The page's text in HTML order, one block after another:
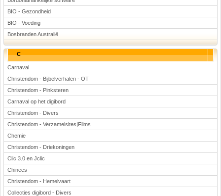
BIO - Gezondheid
BIO - Voeding
Bosbranden Australië
C
Carnaval
Christendom - Bijbelverhalen - OT
Christendom - Pinksteren
Carnaval op het digibord
Christendom - Divers
Christendom - Verzamelsites|Films
Chemie
Christendom - Driekoningen
Clic 3.0 en Jclic
Chinees
Christendom - Hemelvaart
Collecties digibord - Divers